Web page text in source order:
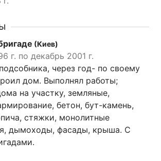
(Киев)
г. по декабрь 2001 г.
через год- по своему
дом. Выполнял работы;
на участку, земляные,
бетон, бут-камень,
стяжки, монолитные
дымоходы, фасады, крыша. С